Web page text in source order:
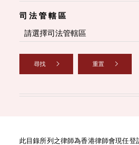
司 法 管 轄 區
尋找 重置
此目錄所列之律師為香港律師會現任登